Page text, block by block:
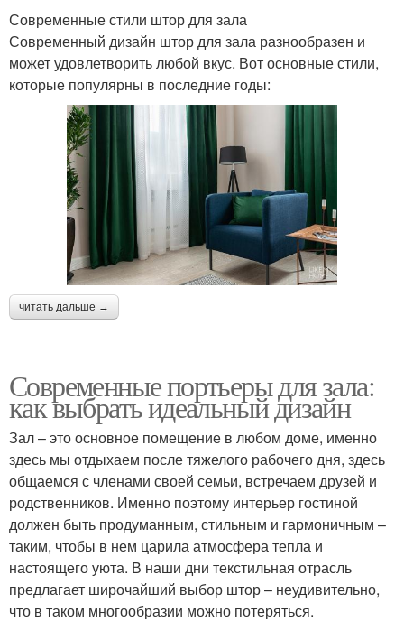
Современные стили штор для зала
Современный дизайн штор для зала разнообразен и
может удовлетворить любой вкус. Вот основные стили,
которые популярны в последние годы:
читать дальше →
Современные портьеры для зала:
как выбрать идеальный дизайн
Зал – это основное помещение в любом доме, именно
здесь мы отдыхаем после тяжелого рабочего дня, здесь
общаемся с членами своей семьи, встречаем друзей и
родственников. Именно поэтому интерьер гостиной
должен быть продуманным, стильным и гармоничным –
таким, чтобы в нем царила атмосфера тепла и
настоящего уюта. В наши дни текстильная отрасль
предлагает широчайший выбор штор – неудивительно,
что в таком многообразии можно потеряться.